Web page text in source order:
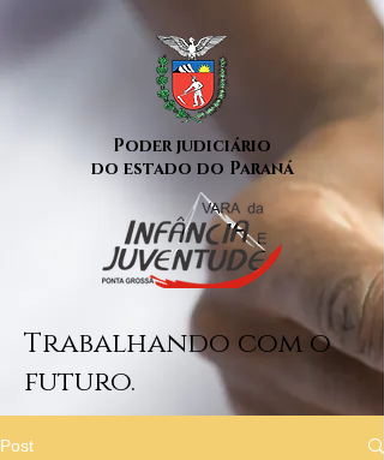
Poder judiciário
do estado do Paraná
Trabalhando com o
futuro.
Post